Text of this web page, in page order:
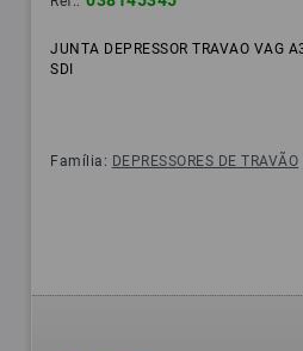
JUNTA DEPRESSOR TRAVAO VAG
SDI
Família: DEPRESSORES DE TRAVÃO